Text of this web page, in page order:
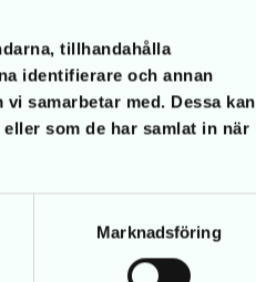
tillhandahålla
identifierare och annan
samarbetar med. Dessa kan
som de har samlat in när
Marknadsföring